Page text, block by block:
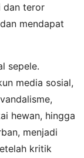
dan teror
mendapat
sepele.
media sosial,
hewan, hingga
menjadi
kritik